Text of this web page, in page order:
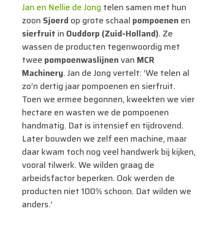
Jan en Nellie de Jong telen samen met hun
zoon Sjoerd op grote schaal pompoenen en
sierfruit in Ouddorp (Zuid-Holland). Ze
wassen de producten tegenwoordig met
twee pompoenwaslijnenvan MCR
Machinery. Jan de Jong vertelt: ‘We telen al
zo’n dertig jaar pompoenen en sierfruit.
Toen we ermee begonnen, kweekten we vier
hectare en wasten we de pompoenen
handmatig. Dat is intensief en tijdrovend.
Later bouwden we zelf een machine, maar
daar kwam toch nog veel handwerk bij kijken,
vooral tilwerk. We wilden graag de
arbeidsfactor beperken. Ook werden de
producten niet 100% schoon. Dat wilden we
anders.’